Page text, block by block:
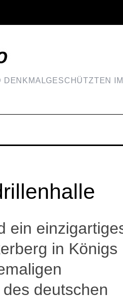
ein
in Königs
deutschen